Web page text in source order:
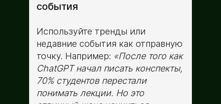
события
Используйте тренды или
недавние события как отправную
точку. Например: «После того как
ChatGPT начал писать конспекты,
70% студентов перестали
понимать лекции. Но это